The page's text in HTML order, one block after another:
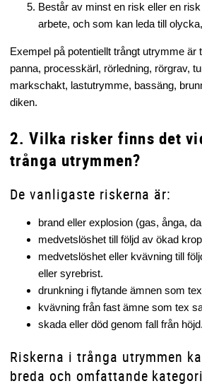
Består av minst en risk eller en
arbete, och som kan leda till
Exempel på potentiellt trångt utrymme är
panna, processkärl, rörledning, rörgrav,
markschakt, lastutrymme, bassäng,
diken.
2. Vilka risker finns det
trånga utrymmen?
De vanligaste riskerna är:
brand eller explosion (gas, ånga,
medvetslöshet till följd av ökad
medvetslöshet eller kvävning till
eller syrebrist.
drunkning i flytande ämnen som
kvävning från fast ämne som tex
skada eller död genom fall från höjd.
Riskerna i trånga utrymmen
breda och omfattande